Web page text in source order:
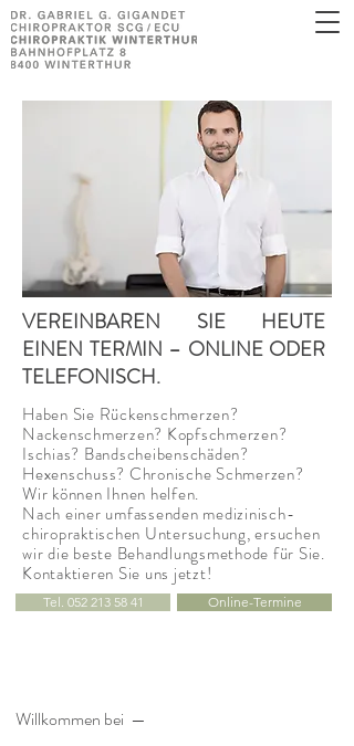
VEREINBAREN SIE HEUTE
EINEN TERMIN – ONLINE ODER
TELEFONISCH.
Haben Sie Rückenschmerzen?
Nackenschmerzen? Kopfschmerzen?
Ischias? Bandscheibenschäden?
Hexenschuss? Chronische Schmerzen?
Wir können Ihnen helfen.
Nach einer umfassenden medizinisch-
chiropraktischen Untersuchung, ersuchen
wir die beste Behandlungsmethode für Sie.
Kontaktieren Sie uns jetzt!
Tel. 052 213 58 41 Online-Termine
Willkommen bei —